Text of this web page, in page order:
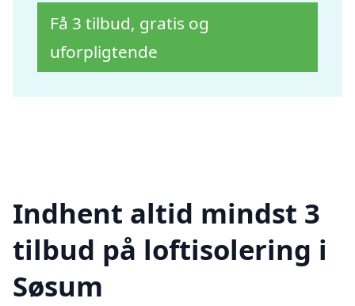
Få 3 tilbud, gratis og
uforpligtende
Indhent altid mindst 3
tilbud på loftisolering i
Søsum